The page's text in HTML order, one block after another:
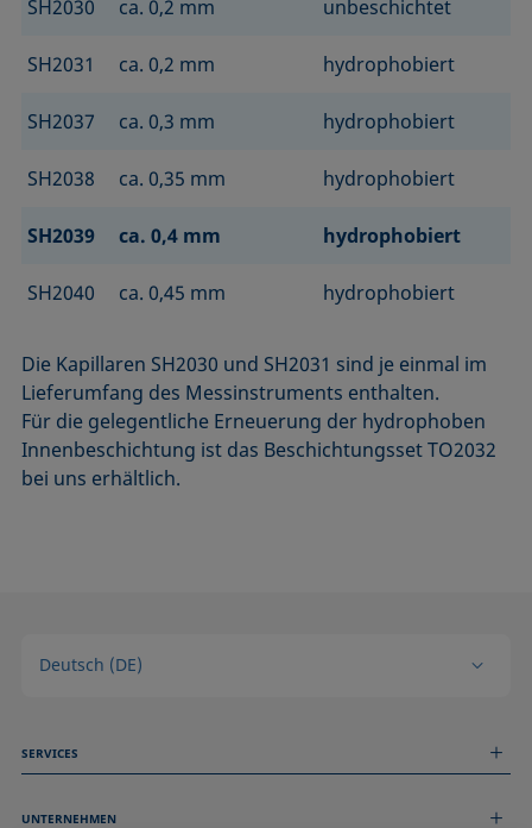
SH2030 ca. 0,2 mm unbeschichtet
SH2031 ca. 0,2 mm hydrophobiert
SH2037 ca. 0,3 mm hydrophobiert
SH2038 ca. 0,35 mm hydrophobiert
SH2039 ca. 0,4 mm hydrophobiert
SH2040 ca. 0,45 mm hydrophobiert
Die Kapillaren SH2030 und SH2031 sind je einmal im
Lieferumfang des Messinstruments enthalten.
Für die gelegentliche Erneuerung der hydrophoben
Innenbeschichtung ist das Beschichtungsset TO2032
bei uns erhältlich.
Deutsch (DE)
SERVICES
UNTERNEHMEN